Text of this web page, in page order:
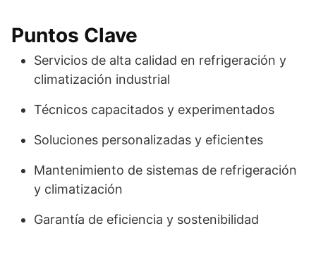
Puntos Clave
Servicios de alta calidad en refrigeración y
climatización industrial
Técnicos capacitados y experimentados
Soluciones personalizadas y eficientes
Mantenimiento de sistemas de refrigeración
y climatización
Garantía de eficiencia y sostenibilidad